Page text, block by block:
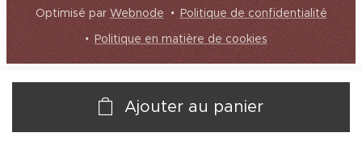
Ajouter au panier
Optimisé parWebnode
Politique de confidentialité
Politique en matière de cookies